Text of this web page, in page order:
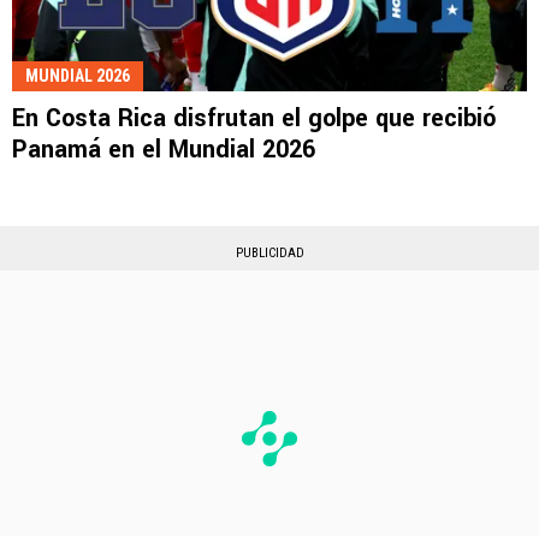
MUNDIAL 2026
En Costa Rica disfrutan el golpe que recibió
Panamá en el Mundial 2026
PUBLICIDAD